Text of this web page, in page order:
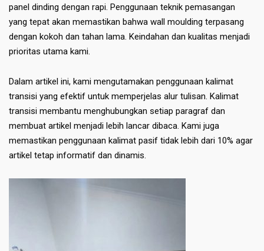
panel dinding dengan rapi. Penggunaan teknik pemasangan
yang tepat akan memastikan bahwa wall moulding terpasang
dengan kokoh dan tahan lama. Keindahan dan kualitas menjadi
prioritas utama kami.
Dalam artikel ini, kami mengutamakan penggunaan kalimat
transisi yang efektif untuk memperjelas alur tulisan. Kalimat
transisi membantu menghubungkan setiap paragraf dan
membuat artikel menjadi lebih lancar dibaca. Kami juga
memastikan penggunaan kalimat pasif tidak lebih dari 10% agar
artikel tetap informatif dan dinamis.